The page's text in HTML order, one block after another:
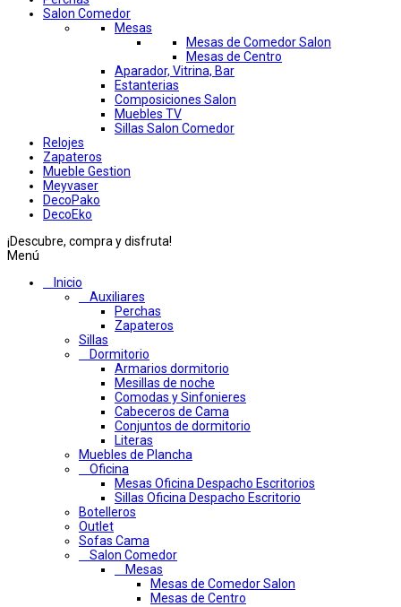
Salon Comedor
Mesas
Mesas de Comedor Salon
Mesas de Centro
Aparador, Vitrina, Bar
Estanterias
Composiciones Salon
Muebles TV
Sillas Salon Comedor
Relojes
Zapateros
Mueble Gestion
Meyvaser
DecoPako
DecoEko
¡Descubre, compra y disfruta!
Menú
Inicio
Auxiliares
Perchas
Zapateros
Sillas
Dormitorio
Armarios dormitorio
Mesillas de noche
Comodas y Sinfonieres
Cabeceros de Cama
Conjuntos de dormitorio
Literas
Muebles de Plancha
Oficina
Mesas Oficina Despacho Escritorios
Sillas Oficina Despacho Escritorio
Botelleros
Outlet
Sofas Cama
Salon Comedor
Mesas
Mesas de Comedor Salon
Mesas de Centro